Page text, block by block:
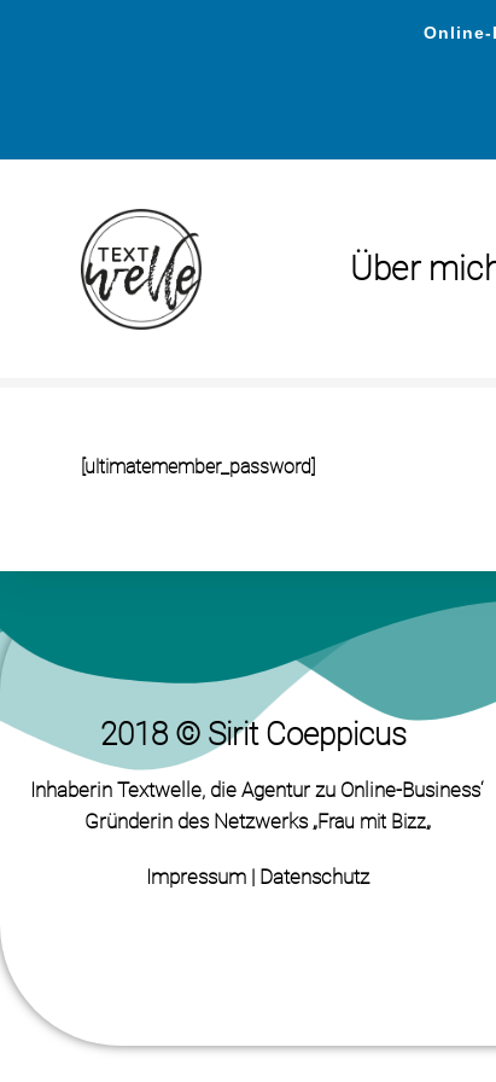
Über
Passwort zurücksetzen
[ultimatemember_password]
2018 © Sirit Coeppicus
Inhaberin Textwelle, die Agentur zu Online-Business‘
Gründerin des Netzwerks „Frau mit Bizz„
Impressum| Datenschutz